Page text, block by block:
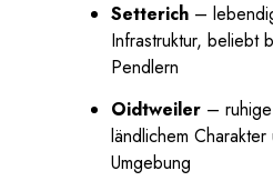
Setterich –
Infrastruktur, beliebt
Pendlern
Oidtweiler –
ländlichem
Umgebung